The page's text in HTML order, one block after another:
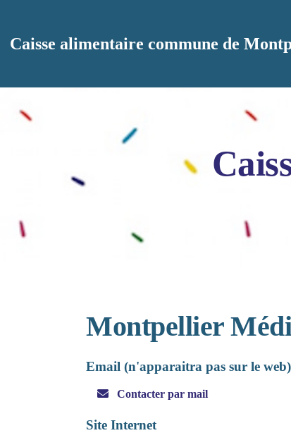
Caisse alimentaire commune de
Montpellier
Email (n'apparaitra pas sur le web)
Contacter par mail
Site Internet